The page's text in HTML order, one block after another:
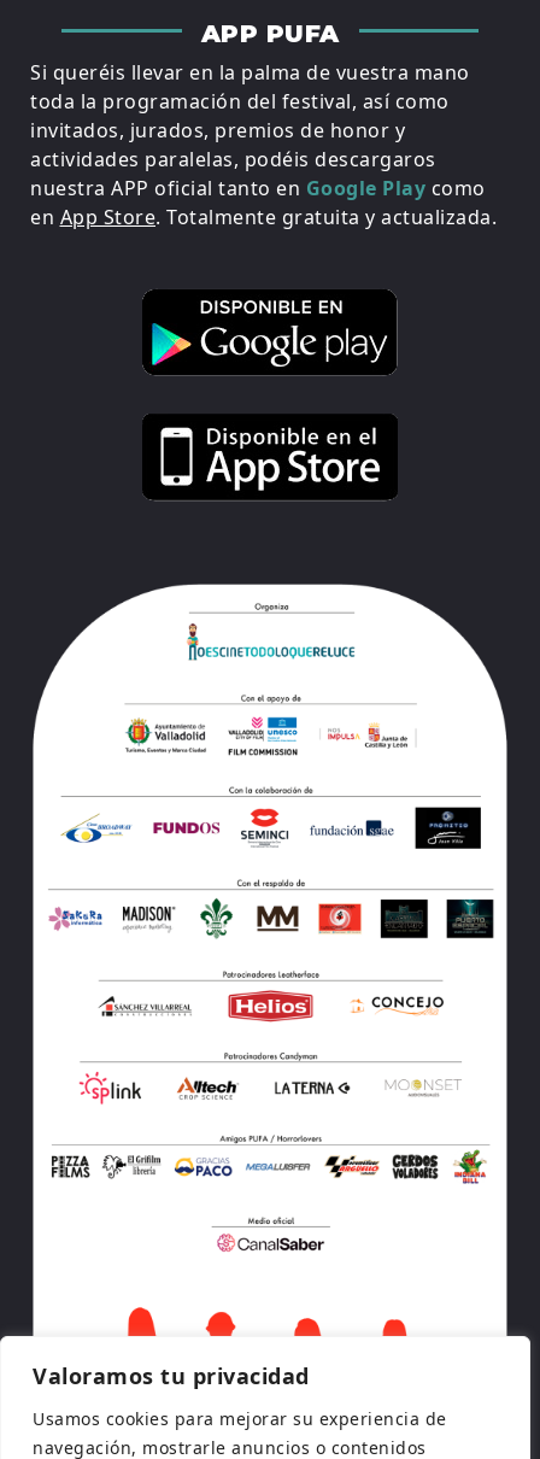
Valoramos tu privacidad
Usamos cookies para mejorar su experiencia de
navegación, mostrarle anuncios o contenidos
APP PUFA
Si queréis llevar en la palma de vuestra mano
toda la programación del festival, así como
invitados, jurados, premios de honor y
actividades paralelas, podéis descargaros
nuestra APP oficial tanto en Google Play como
en App Store. Totalmente gratuita y actualizada.